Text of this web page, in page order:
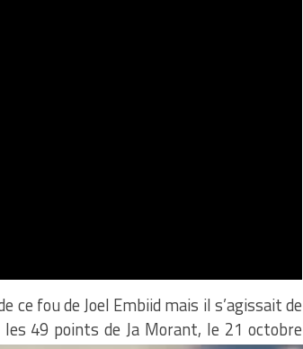
ce fou de Joel Embiid mais il s’agissait de
49 points de Ja Morant, le 21 octobre